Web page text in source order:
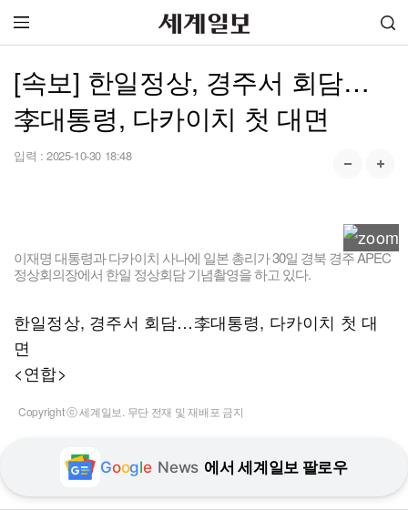
[속보] 한일정상, 경주서 회담…
李대통령, 다카이치 첫 대면
입력 : 2025-10-30 18:48
이재명 대통령과 다카이치 사나에 일본 총리가 30일 경북 경주 APEC
정상회의장에서 한일 정상회담 기념촬영을 하고 있다.
한일정상, 경주서 회담…李대통령, 다카이치 첫 대
면
<연합>
Copyright ⓒ 세계일보. 무단 전재 및 재배포 금지
Google News 에서 세계일보 팔로우